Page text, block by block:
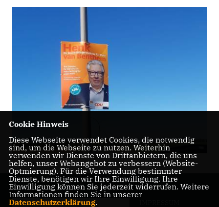
Cookie Hinweis
Diese Webseite verwendet Cookies, die notwendig
sind, um die Webseite zu nutzen. Weiterhin
verwenden wir Dienste von Drittanbietern, die uns
helfen, unser Webangebot zu verbessern (Website-
Optmierung). Für die Verwendung bestimmter
Dienste, benötigen wir Ihre Einwilligung. Ihre
Einwilligung können Sie jederzeit widerrufen. Weitere
Informationen finden Sie in unserer
Datenschutzerklärung.